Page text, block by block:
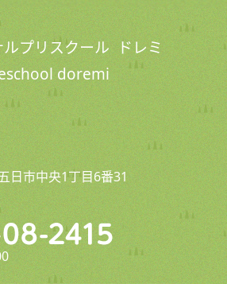
プリスクール ドレミ
doremi
日市中央1丁目6番31